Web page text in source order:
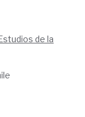
de la